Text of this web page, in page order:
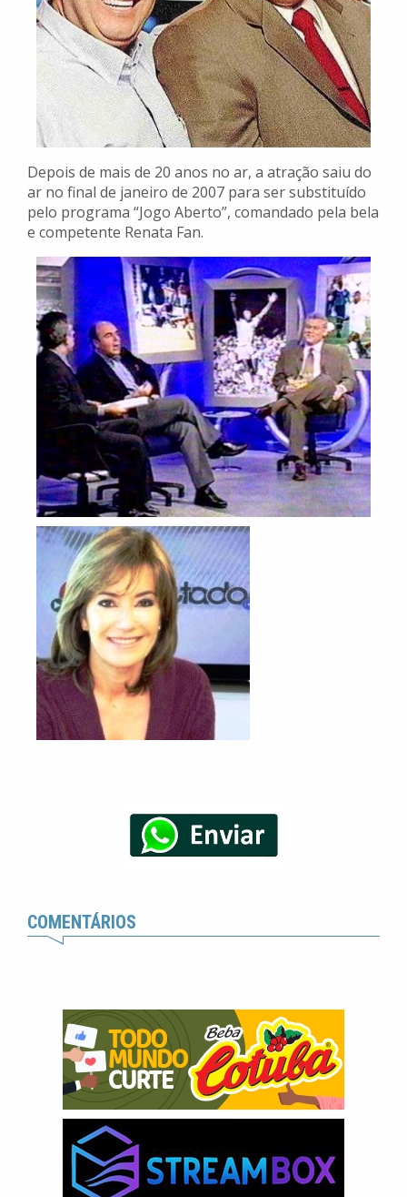
Depois de mais de 20 anos no ar, a atração saiu do
ar no final de janeiro de 2007 para ser substituído
pelo programa “Jogo Aberto”, comandado pela bela
e competente Renata Fan.
COMENTÁRIOS